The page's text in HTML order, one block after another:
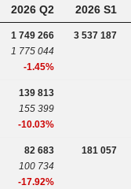
2026 Q2 2026 S1
1 749 266
1 775 044
-1.45%
3 537 187
139 813
155 399
-10.03%
82 683
100 734
-17.92%
181 057